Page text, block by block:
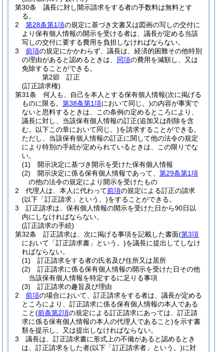
第30条
議長に対し開示請求をする者の手数料は無料とす
る。
2
第28条第1項の規定に基づき文書又は図画の写しの交付に
より保有個人情報の開示を受ける者は、議長が定める当該
写しの交付に要する費用を負担しなければならない。
3
前項の規定にかかわらず、議長は、経済的困難その他特別
の理由があると認めるときは、 同項の費用を減額し、又は
免除することができる。
第2節
訂正
(訂正請求権)
第31条
何人も、自己を本人とする保有個人情報(次に掲げる
ものに限る。 第38条第1項において同じ。)の内容が事実で
ないと思料するときは、この条例の定めるところにより、
議長に対し、当該保有個人情報の訂正(追加又は削除を含
む。以下この章において同じ。)を請求することができる。
ただし、当該保有個人情報の訂正に関して他の法令の規定
により特別の手続が定められているときは、この限りでな
い。
(1)
開示決定に基づき開示を受けた保有個人情報
(2)
開示決定に係る保有個人情報であって、 第29条第1項
の他の法令の規定により開示を受けたもの
2
代理人は、本人に代わって前項の規定による訂正の請求
(以下「訂正請求」という。)をすることができる。
3
訂正請求は、保有個人情報の開示を受けた日から90日以
内にしなければならない。
(訂正請求の手続)
第32条
訂正請求は、次に掲げる事項を記載した書面(第3項
において「訂正請求書」という。)を議長に提出してしなけ
ればならない。
(1)
訂正請求をする者の氏名及び住所又は居所
(2)
訂正請求に係る保有個人情報の開示を受けた日その他
当該保有個人情報を特定するに足りる事項
(3)
訂正請求の趣旨及び理由
2
前項の場合において、訂正請求をする者は、議長が定める
ところにより、訂正請求に係る保有個人情報の本人である
こと(前条第2項の規定による訂正請求にあっては、訂正請
求に係る保有個人情報の本人の代理人であること)を示す書
類を提示し、又は提出しなければならない。
3
議長は、訂正請求書に形式上の不備があると認めるとき
は、訂正請求をした者(以下「訂正請求者」という。)に対